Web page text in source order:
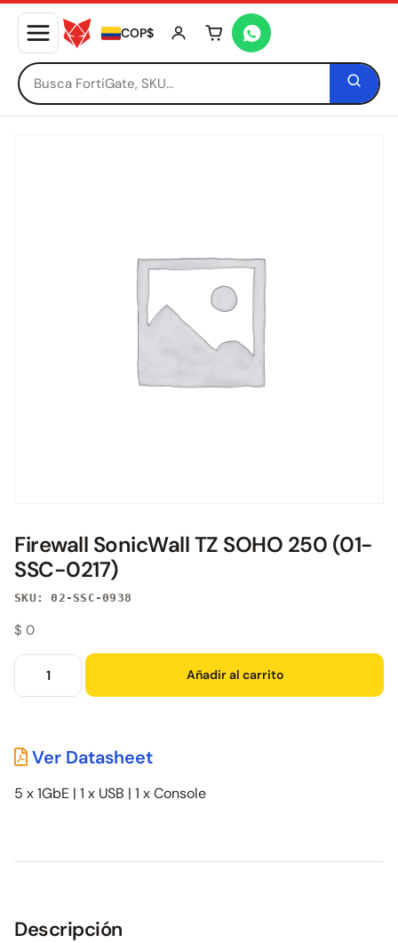
COP$ Tu carrito está vacío
Firewall SonicWall TZ SOHO 250 (01-
SSC-0217)
SKU: 02-SSC-0938
$ 0
Añadir al carrito
Ver Datasheet
5 x 1GbE | 1 x USB | 1 x Console
Descripción